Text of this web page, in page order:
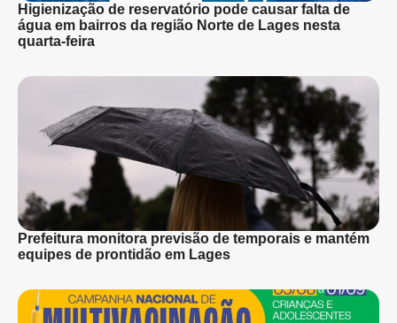
Higienização de reservatório pode causar falta de
água em bairros da região Norte de Lages nesta
quarta-feira
Prefeitura monitora previsão de temporais e mantém
equipes de prontidão em Lages